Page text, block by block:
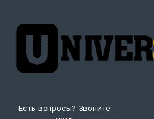
Есть вопросы? Звоните